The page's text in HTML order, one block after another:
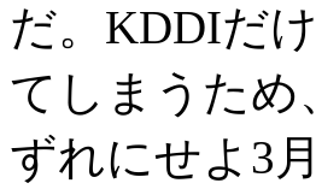
だ。KDDIだ
てしまうため
ずれにせよ3